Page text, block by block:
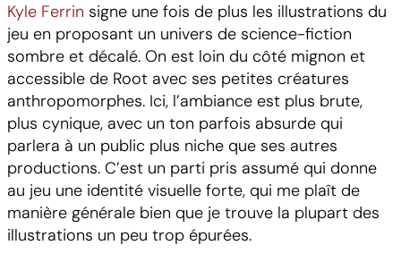
Kyle Ferrin signe une fois de plus les illustrations du
jeu en proposant un univers de science-fiction
sombre et décalé. On est loin du côté mignon et
accessible de Root avec ses petites créatures
anthropomorphes. Ici, l’ambiance est plus brute,
plus cynique, avec un ton parfois absurde qui
parlera à un public plus niche que ses autres
productions. C’est un parti pris assumé qui donne
au jeu une identité visuelle forte, qui me plaît de
manière générale bien que je trouve la plupart des
illustrations un peu trop épurées.